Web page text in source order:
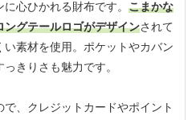
心ひかれる財布です。 こまかな
グテールロゴがデザインされて
素材を使用。ポケットやカバン
きりさも魅力です。
、クレジットカードやポイント